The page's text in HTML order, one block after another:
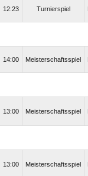
12:23 Turnierspiel
14:00 Meisterschaftsspiel
13:00 Meisterschaftsspiel
13:00 Meisterschaftsspiel